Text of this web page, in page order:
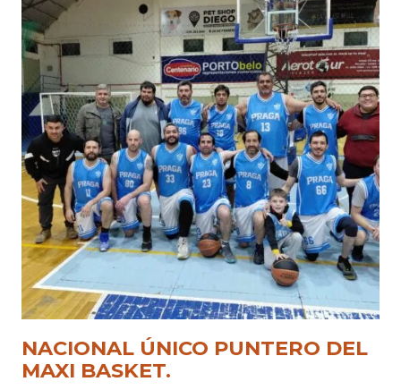
NACIONAL ÚNICO PUNTERO DEL
MAXI BASKET.